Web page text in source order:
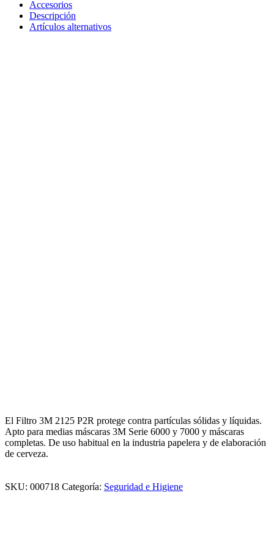
Accesorios
Descripción
Artículos alternativos
El Filtro 3M 2125 P2R protege contra partículas sólidas y líquidas.
Apto para medias máscaras 3M Serie 6000 y 7000 y máscaras
completas. De uso habitual en la industria papelera y de elaboración
de cerveza.
SKU: 000718 Categoría: Seguridad e Higiene